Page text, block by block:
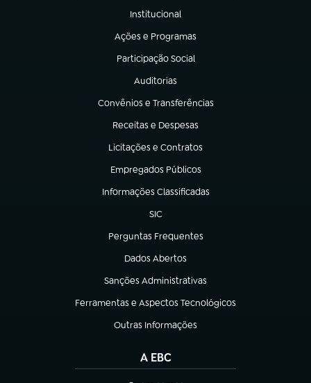
Institucional
(abre em nova aba)
Ações e Programas
(abre em nova aba)
Participação Social
(abre em nova aba)
Auditorias
(abre em nova aba)
Convênios e Transferências
(abre em nova aba)
Receitas e Despesas
(abre em nova aba)
Licitações e Contratos
(abre em nova aba)
Empregados Públicos
(abre em nova aba)
Informações Classificadas
(abre em nova aba)
SIC
(abre em nova aba)
Perguntas Frequentes
(abre em nova aba)
Dados Abertos
(abre em nova aba)
Sanções Administrativas
(abre em nova aba)
Ferramentas e Aspectos Tecnológicos
(abre em nova aba)
Outras Informações
(abre em nova aba)
A EBC